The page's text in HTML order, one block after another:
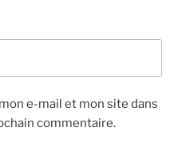
e-mail et mon site dans
commentaire.